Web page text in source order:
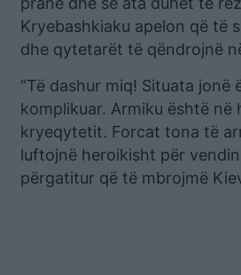
Kryebashkiaku apelon që të
dhe qytetarët të qëndrojnë
“Të dashur miq! Situata jonë
komplikuar. Armiku është në
kryeqytetit. Forcat tona të
luftojnë heroikisht për
përgatitur që të mbrojmë